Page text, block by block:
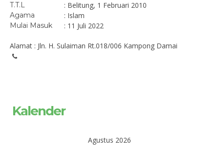
T.T.L : Belitung, 1 Februari 2010
Agama : Islam
Mulai Masuk : 11 Juli 2022
Alamat : Jln. H. Sulaiman Rt.018/006 Kampong Damai
Kalender
Agustus 2026